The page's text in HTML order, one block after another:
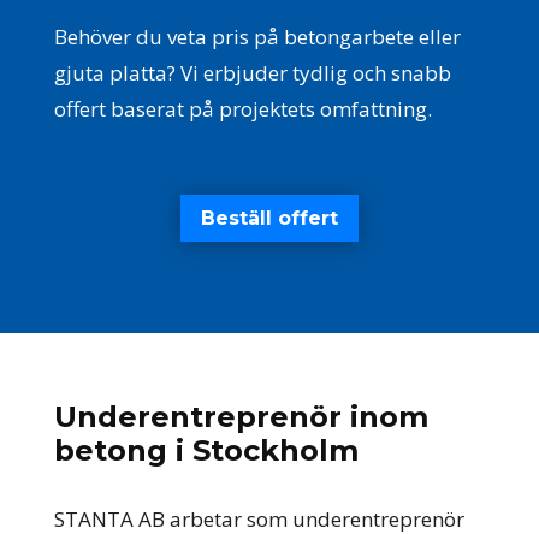
Behöver du veta pris på betongarbete eller
gjuta platta? Vi erbjuder tydlig och snabb
offert baserat på projektets omfattning.
Beställ offert
Underentreprenör inom
betong i Stockholm
STANTA AB arbetar som underentreprenör